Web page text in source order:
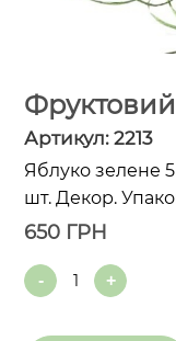
Артикул:2213
Яблуко зелене
шт. Декор.
650 ГРН
Quantity